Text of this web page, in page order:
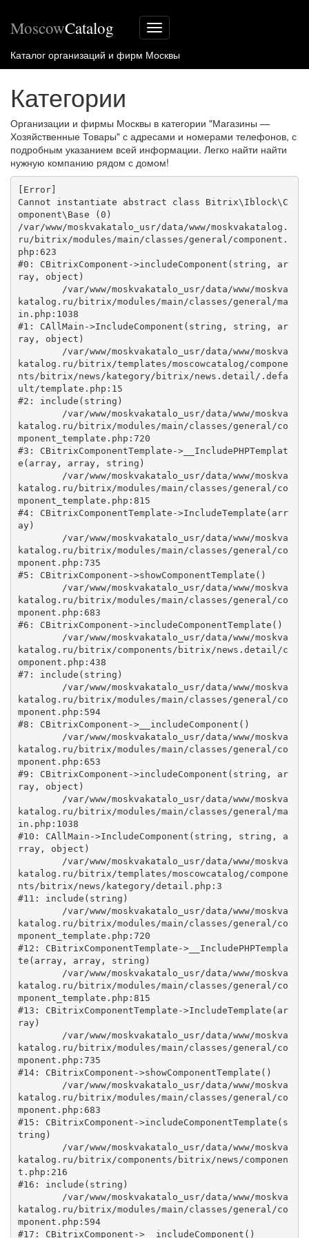
Меню
сайта
MoscowCatalog
Каталог организаций и фирм Москвы
Категории
Организации и фирмы Москвы в категории "Магазины —
Хозяйственные Товары" с адресами и номерами телефонов, с
подробным указанием всей информации. Легко найти найти
нужную компанию рядом с домом!
[Error]
Cannot instantiate abstract class Bitrix\Iblock\C
omponent\Base (0)
/var/www/moskvakatalo_usr/data/www/moskvakatalog.
ru/bitrix/modules/main/classes/general/component.
php:623
#0: CBitrixComponent->includeComponent(string, ar
ray, object)
katalog.ru/bitrix/modules/main/classes/general/ma
in.php:1038
#1: CAllMain->IncludeComponent(string, string, ar
ray, object)
katalog.ru/bitrix/templates/moscowcatalog/compone
nts/bitrix/news/kategory/bitrix/news.detail/.defa
ult/template.php:15
#2: include(string)
katalog.ru/bitrix/modules/main/classes/general/co
mponent_template.php:720
#3: CBitrixComponentTemplate->__IncludePHPTemplat
e(array, array, string)
katalog.ru/bitrix/modules/main/classes/general/co
mponent_template.php:815
#4: CBitrixComponentTemplate->IncludeTemplate(arr
ay)
katalog.ru/bitrix/modules/main/classes/general/co
mponent.php:735
#5: CBitrixComponent->showComponentTemplate()
katalog.ru/bitrix/modules/main/classes/general/co
mponent.php:683
#6: CBitrixComponent->includeComponentTemplate()
katalog.ru/bitrix/components/bitrix/news.detail/c
omponent.php:438
#7: include(string)
katalog.ru/bitrix/modules/main/classes/general/co
mponent.php:594
#8: CBitrixComponent->__includeComponent()
katalog.ru/bitrix/modules/main/classes/general/co
mponent.php:653
#9: CBitrixComponent->includeComponent(string, ar
ray, object)
katalog.ru/bitrix/modules/main/classes/general/ma
in.php:1038
#10: CAllMain->IncludeComponent(string, string, a
rray, object)
katalog.ru/bitrix/templates/moscowcatalog/compone
nts/bitrix/news/kategory/detail.php:3
#11: include(string)
katalog.ru/bitrix/modules/main/classes/general/co
mponent_template.php:720
#12: CBitrixComponentTemplate->__IncludePHPTempla
te(array, array, string)
katalog.ru/bitrix/modules/main/classes/general/co
mponent_template.php:815
#13: CBitrixComponentTemplate->IncludeTemplate(ar
ray)
katalog.ru/bitrix/modules/main/classes/general/co
mponent.php:735
#14: CBitrixComponent->showComponentTemplate()
katalog.ru/bitrix/modules/main/classes/general/co
mponent.php:683
#15: CBitrixComponent->includeComponentTemplate(s
tring)
katalog.ru/bitrix/components/bitrix/news/componen
t.php:216
#16: include(string)
katalog.ru/bitrix/modules/main/classes/general/co
mponent.php:594
#17: CBitrixComponent->__includeComponent()